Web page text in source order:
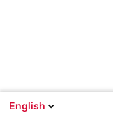
English